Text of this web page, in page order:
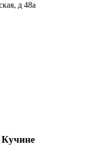
д 48а
Кучине